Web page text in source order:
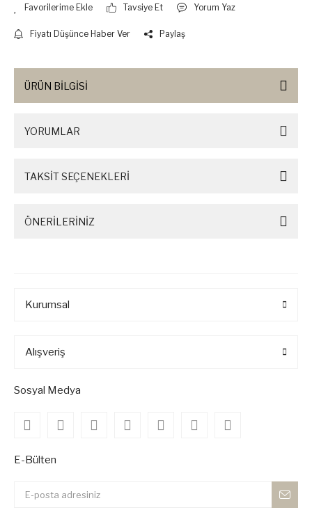
Tavsiye Et Yorum Yaz
Fiyatı Düşünce Haber Ver Paylaş
ÜRÜN BİLGİSİ
YORUMLAR
TAKSİT SEÇENEKLERİ
ÖNERİLERİNİZ
Kurumsal
Alışveriş
Sosyal Medya
E-Bülten